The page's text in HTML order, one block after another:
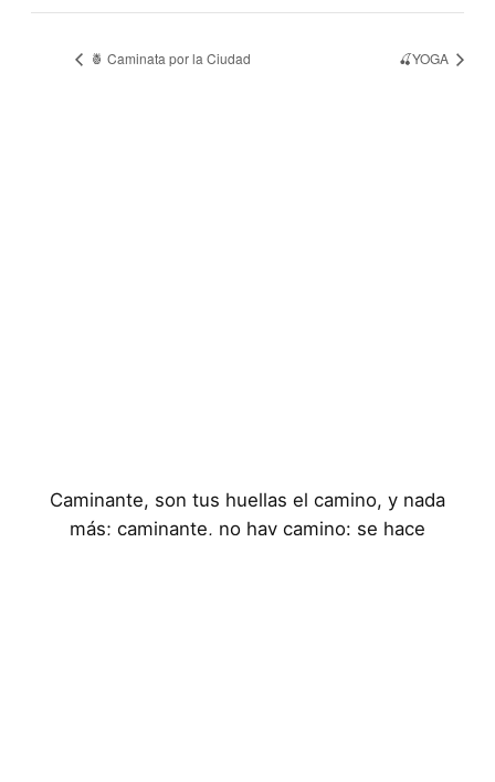
🍍 Caminata por la Ciudad 🍒YOGA
Caminante, son tus huellas el camino, y nada
más; caminante, no hay camino: se hace